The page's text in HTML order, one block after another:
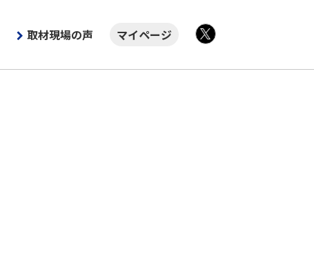
取材現場の声
マイページ